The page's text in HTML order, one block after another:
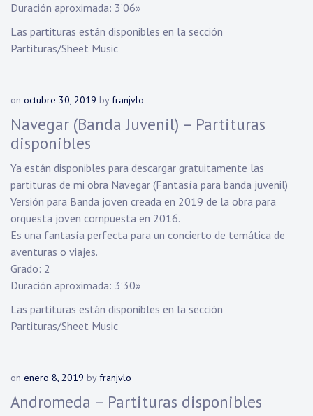
Duración aproximada: 3’06»
Las partituras están disponibles en la sección
Partituras/Sheet Music
on octubre 30, 2019 byfranjvlo
Navegar (Banda Juvenil) – Partituras
disponibles
Ya están disponibles para descargar gratuitamente las
partituras de mi obra Navegar (Fantasía para banda juvenil)
Versión para Banda joven creada en 2019 de la obra para
orquesta joven compuesta en 2016.
Es una fantasía perfecta para un concierto de temática de
aventuras o viajes.
Grado: 2
Duración aproximada: 3’30»
Las partituras están disponibles en la sección
Partituras/Sheet Music
on enero 8, 2019 byfranjvlo
Andromeda – Partituras disponibles